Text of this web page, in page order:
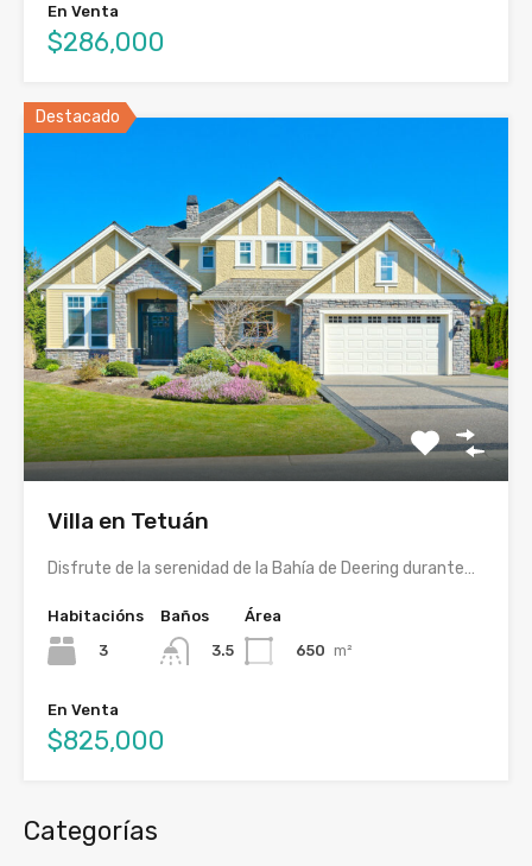
En Venta
$286,000
Destacado
Villa en Tetuán
Disfrute de la serenidad de la Bahía de Deering durante…
Habitacións
3
Baños
3.5
Área
650 m²
En Venta
$825,000
Categorías